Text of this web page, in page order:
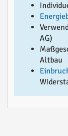
AG)
Altbau